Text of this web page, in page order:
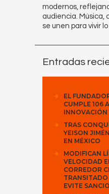
modernos,
audiencia. Música,
se unen para vivir
Entradas
EL
CUMPLE 106
INNOVACIÓN
TRAS
YEISON
EN MÉXICO
MODIFICAN
VELOCIDAD
CORREDOR
EVITE